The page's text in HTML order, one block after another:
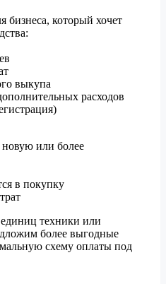
бизнеса, который хочет
выкупа
расходов
или более
в покупку
техники или
более выгодные
схему оплаты под